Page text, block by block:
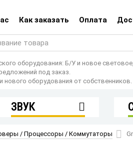
Как заказать Оплата
оборудования: Б/У и новое
под заказ.
оборудования от собственников.
ЗВУК
Усилители
/ Процессоры / Коммутаторы